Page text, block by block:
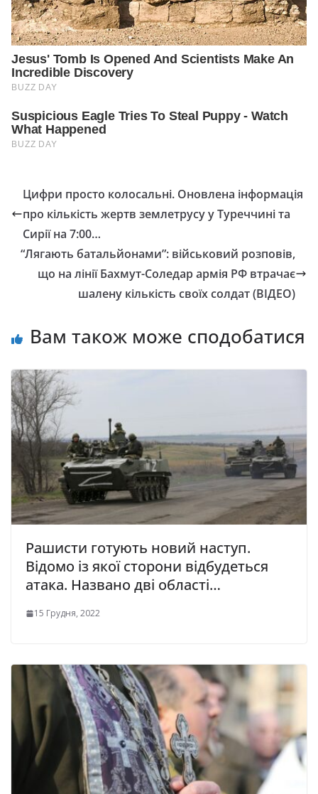
Цифри просто колосальні. Оновлена інформація
про кількість жертв землетрусу у Туреччині та
Сирії на 7:00…
“Лягають батальйонами”: військовий розповів,
що на лінії Бахмут-Соледар армія РФ втрачає
шалену кількість своїх солдат (ВІДЕО)
Вам також може сподобатися
Рашисти готують новий наступ.
Відомо із якої сторони відбудеться
атака. Названо дві області…
15 Грудня, 2022